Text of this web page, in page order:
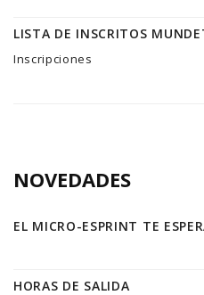
LISTA DE INSCRITOS
Inscripciones
NOVEDADES
EL MICRO-ESPRINT TE
HORAS DE SALIDA